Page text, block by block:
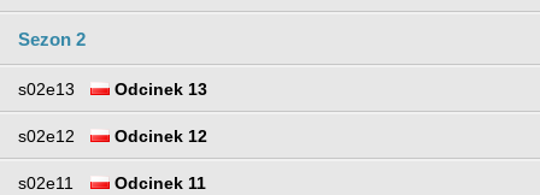
Sezon 2
s02e13 Odcinek 13
s02e12 Odcinek 12
s02e11 Odcinek 11